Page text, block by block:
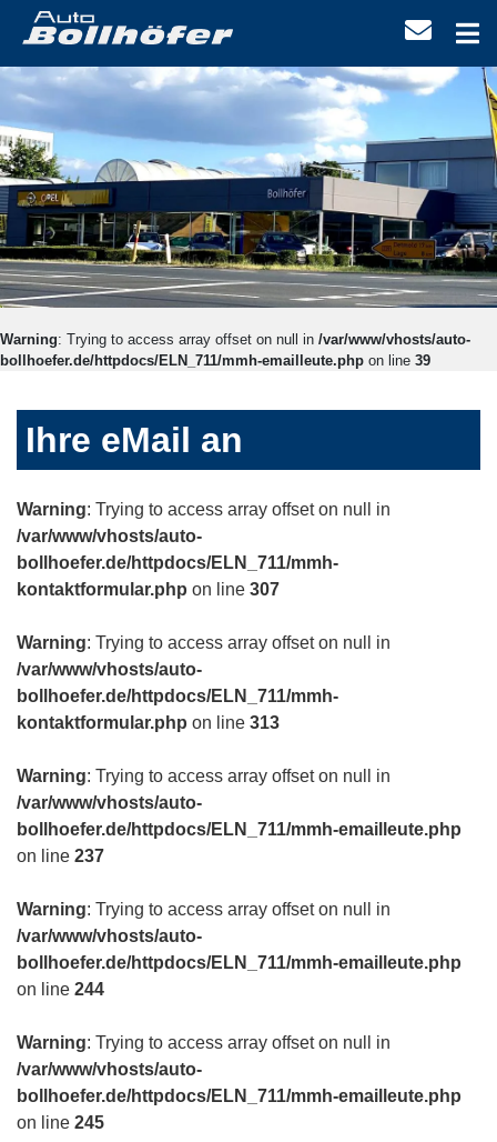
Warning: Trying to access array offset on null in /var/www/vhosts/auto-
bollhoefer.de/httpdocs/ELN_711/mmh-emailleute.php on line 39
Ihre eMail an
Warning: Trying to access array offset on null in
/var/www/vhosts/auto-
bollhoefer.de/httpdocs/ELN_711/mmh-
kontaktformular.php on line 307
Warning: Trying to access array offset on null in
/var/www/vhosts/auto-
bollhoefer.de/httpdocs/ELN_711/mmh-
kontaktformular.php on line 313
Warning: Trying to access array offset on null in
/var/www/vhosts/auto-
bollhoefer.de/httpdocs/ELN_711/mmh-emailleute.php
on line 237
Warning: Trying to access array offset on null in
/var/www/vhosts/auto-
bollhoefer.de/httpdocs/ELN_711/mmh-emailleute.php
on line 244
Warning: Trying to access array offset on null in
/var/www/vhosts/auto-
bollhoefer.de/httpdocs/ELN_711/mmh-emailleute.php
on line 245